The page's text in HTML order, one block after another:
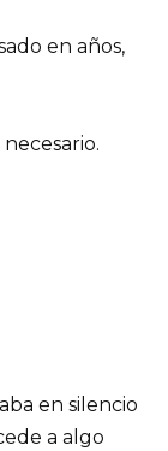
en años,
en silencio
a algo